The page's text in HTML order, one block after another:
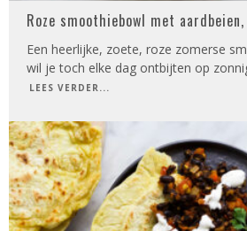
Roze smoothiebowl met
Een heerlijke, zoete, roze zomerse
wil je toch elke dag ontbijten op
LEES VERDER...